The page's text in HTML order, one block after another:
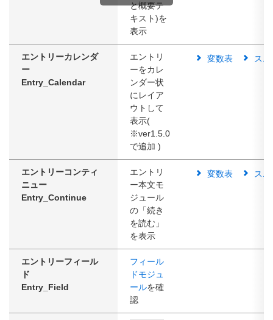
と概要テ
キスト)を
表示
エントリーカレンダ
ー
Entry_Calendar
エントリ
ーをカレ
ンダー状
にレイア
ウトして
表示(
※ver1.5.0
で追加 )
変数表 スニ
エントリーコンティ
ニュー
Entry_Continue
エントリ
ー本文モ
ジュール
の「続き
を読む」
を表示
変数表 スニ
エントリーフィール
ド
Entry_Field
フィール
ドモジュ
ールを確
認